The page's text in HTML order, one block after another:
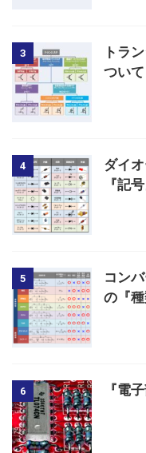
3
トラ
ついて
4
ダイ
『記
5
コン
の『
6 『電